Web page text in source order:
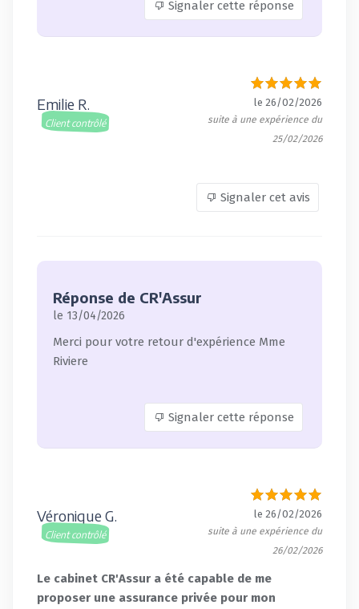
Signaler cette réponse
Emilie R.
Client contrôlé
le 26/02/2026
suite à une expérience du
25/02/2026
Signaler cet avis
Réponse de CR'Assur
le 13/04/2026
Merci pour votre retour d'expérience Mme
Riviere
Signaler cette réponse
Véronique G.
Client contrôlé
le 26/02/2026
suite à une expérience du
26/02/2026
Le cabinet CR'Assur a été capable de me
proposer une assurance privée pour mon